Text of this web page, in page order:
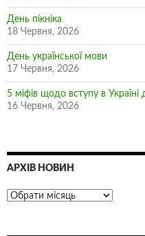
День пікніка
18 Червня, 2026
День української мови
17 Червня, 2026
5 міфів щодо вступу в Україні
16 Червня, 2026
АРХІВ НОВИН